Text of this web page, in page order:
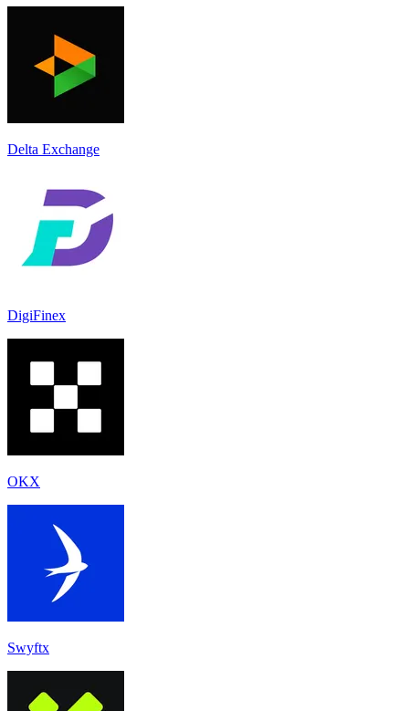
Delta Exchange
DigiFinex
OKX
Swyftx